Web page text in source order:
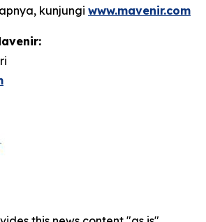
kunjungi www.mavenir.com